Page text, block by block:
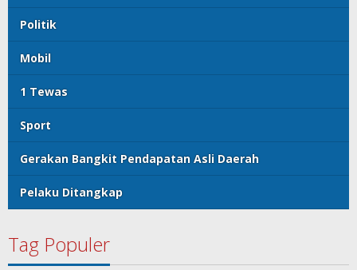
Politik
Mobil
1 Tewas
Sport
Gerakan Bangkit Pendapatan Asli Daerah
Pelaku Ditangkap
Tag Populer